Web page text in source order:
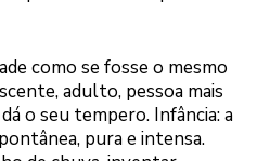
como se fosse o mesmo
adulto, pessoa mais
o seu tempero. Infância: a
pura e intensa.